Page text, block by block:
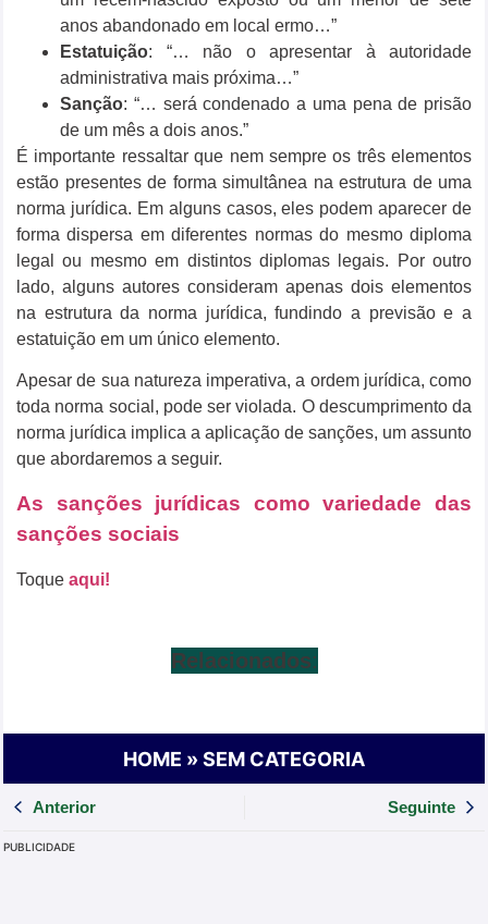
anos abandonado em local ermo…”
Estatuição: “… não o apresentar à autoridade
administrativa mais próxima…”
Sanção: “… será condenado a uma pena de prisão
de um mês a dois anos.”
É importante ressaltar que nem sempre os três elementos
estão presentes de forma simultânea na estrutura de uma
norma jurídica. Em alguns casos, eles podem aparecer de
forma dispersa em diferentes normas do mesmo diploma
legal ou mesmo em distintos diplomas legais. Por outro
lado, alguns autores consideram apenas dois elementos
na estrutura da norma jurídica, fundindo a previsão e a
estatuição em um único elemento.
Apesar de sua natureza imperativa, a ordem jurídica, como
toda norma social, pode ser violada. O descumprimento da
norma jurídica implica a aplicação de sanções, um assunto
que abordaremos a seguir.
As sanções jurídicas como variedade das
sanções sociais
Toque aqui!
Relacionados:
HOME »SEM CATEGORIA
Anterior Seguinte
PUBLICIDADE